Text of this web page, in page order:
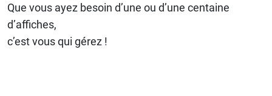
Que vous ayez besoin d’une ou d’une centaine
d’affiches,
c’est vous qui gérez !